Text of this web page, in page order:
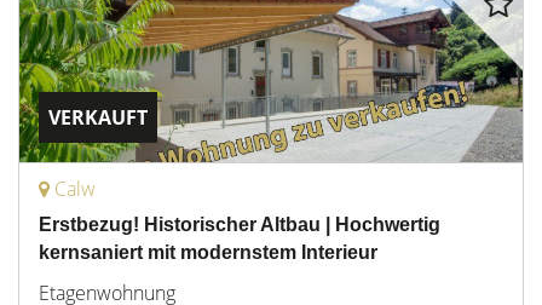
VERKAUFT
Calw
Erstbezug! Historischer Altbau | Hochwertig
kernsaniert mit modernstem Interieur
Etagenwohnung